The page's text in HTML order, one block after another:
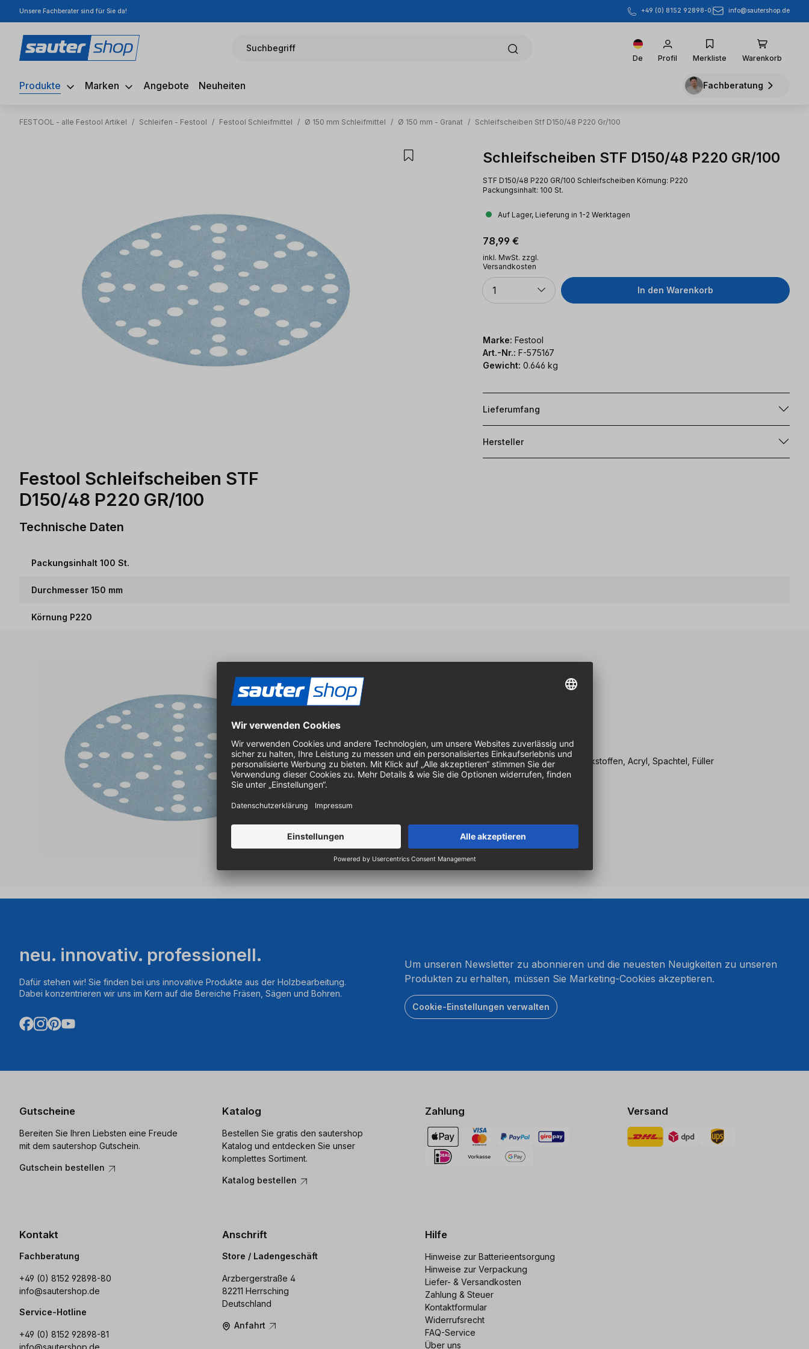
Hauptinhalt springen
Zur Suche springen
Zur Hauptnavigation springen
Unsere Fachberater sind für Sie da! +49 (0) 8152 92898-0 info@sautershop.de
Suchbegriff
De Profil Merkliste Warenkorb
Produkte Marken Angebote Neuheiten Fachberatung
FESTOOL - alle Festool Artikel / Schleifen - Festool / Festool Schleifmittel / Ø 150 mm Schleifmittel / Ø 150 mm - Granat / Schleifscheiben Stf D150/48 P220 Gr/100
Schleifscheiben STF D150/48 P220 GR/100
STF D150/48 P220 GR/100 Schleifscheiben Körnung: P220
Packungsinhalt: 100 St.
Auf Lager, Lieferung in 1-2 Werktagen
Regulärer Preis:
78,99 €
inkl. MwSt. zzgl.
Versandkosten
Anzahl
1 In den Warenkorb
Marke: Festool
Art.-Nr.: F-575167
Gewicht: 0.646 kg
Lieferumfang
Hersteller
Festool Schleifscheiben STF
D150/48 P220 GR/100
Technische Daten
Packungsinhalt 100 St.
Durchmesser 150 mm
Körnung P220
Bearbeiten härtester Untergründe
Bearbeiten von Kunststoffen, Mineralwerkstoffen, Acryl, Spachtel, Füller
neu. innovativ. professionell.
Dafür stehen wir! Sie finden bei uns innovative Produkte aus der Holzbearbeitung.
Dabei konzentrieren wir uns im Kern auf die Bereiche Fräsen, Sägen und Bohren.
Um unseren Newsletter zu abonnieren und die neuesten Neuigkeiten zu unseren
Produkten zu erhalten, müssen Sie Marketing-Cookies akzeptieren.
Cookie-Einstellungen verwalten
Gutscheine
Bereiten Sie Ihren Liebsten eine Freude
mit dem sautershop Gutschein.
Gutschein bestellen
Katalog
Bestellen Sie gratis den sautershop
Katalog und entdecken Sie unser
komplettes Sortiment.
Katalog bestellen
Zahlung Versand
Kontakt
Fachberatung
+49 (0) 8152 92898-80
info@sautershop.de
Service-Hotline
+49 (0) 8152 92898-81
info@sautershop.de
Anschrift
Store / Ladengeschäft
Arzbergerstraße 4
82211 Herrsching
Deutschland
Anfahrt
Hilfe
Hinweise zur Batterieentsorgung
Hinweise zur Verpackung
Liefer- & Versandkosten
Zahlung & Steuer
Kontaktformular
Widerrufsrecht
FAQ-Service
Über uns